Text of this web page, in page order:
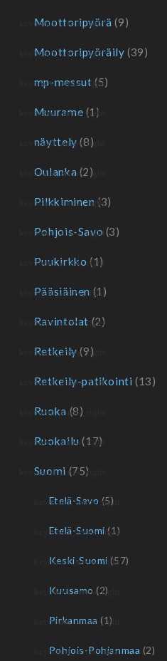
Moottoripyörä (9)
Moottoripyöräily (39)
mp-messut (5)
Muurame (1)
näyttely (8)
Oulanka (2)
Pilkkiminen (3)
Pohjois-Savo (3)
Puukirkko (1)
Pääsiäinen (1)
Ravintolat (2)
Retkeily (9)
Retkeily-patikointi (13)
Ruoka (8)
Ruokailu (17)
Suomi (75)
Etelä-Savo (5)
Etelä-Suomi (1)
Keski-Suomi (57)
Kuusamo (2)
Pirkanmaa (1)
Pohjois-Pohjanmaa (2)